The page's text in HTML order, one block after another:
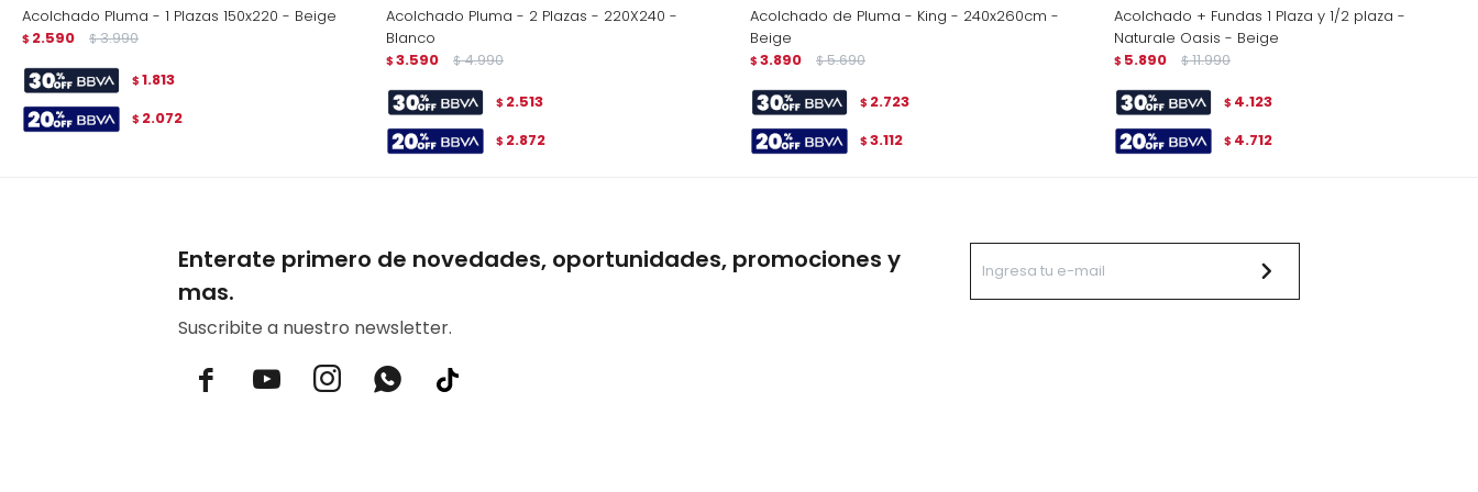
Acolchado Pluma - 1 Plazas 150x220 - Beige
$ 2.590 $ 3.990
$ 1.813
$ 2.072
Acolchado Pluma - 2 Plazas - 220X240 -
Blanco
$ 3.590 $ 4.990
$ 2.513
$ 2.872
Acolchado de Pluma - King - 240x260cm -
Beige
$ 3.890 $ 5.690
$ 2.723
$ 3.112
Acolchado + Fundas 1 Plaza y 1/2 plaza -
Naturale Oasis - Beige
$ 5.890 $ 11.990
$ 4.123
$ 4.712
Enterate primero de novedades, oportunidades, promociones y
mas.
Suscribite a nuestro newsletter.
  